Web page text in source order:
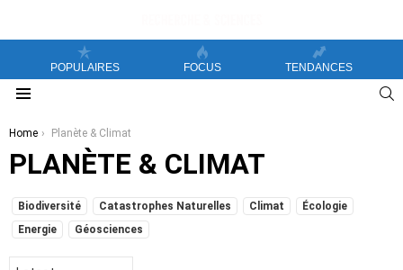
POPULAIRES FOCUS TENDANCES
You are here:
Home Planète & Climat
PLANÈTE & CLIMAT
SUBTERMS
Biodiversité Catastrophes Naturelles Climat
Écologie
Energie
Géosciences